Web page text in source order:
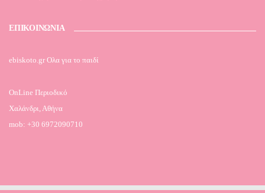
ΕΠΙΚΟΙΝΩΝΙΑ
ebiskoto.gr Ολα για το παιδί
OnLine Περιοδικό
Χαλάνδρι, Αθήνα
mob: +30 6972090710